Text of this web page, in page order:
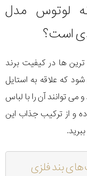
لوتوس مدل
ها در کیفیت برند
که علاقه به استایل
توانند آن را با لباس
و از ترکیب جذاب این
بند فلزی